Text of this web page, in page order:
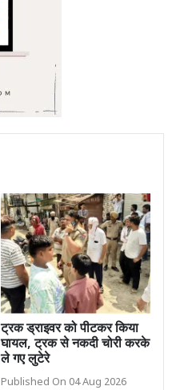
ट्रक ड्राइवर को पीटकर किया
घायल, ट्रक से नकदी चोरी करके
ले गए लुटेरे
Published On 04 Aug 2026